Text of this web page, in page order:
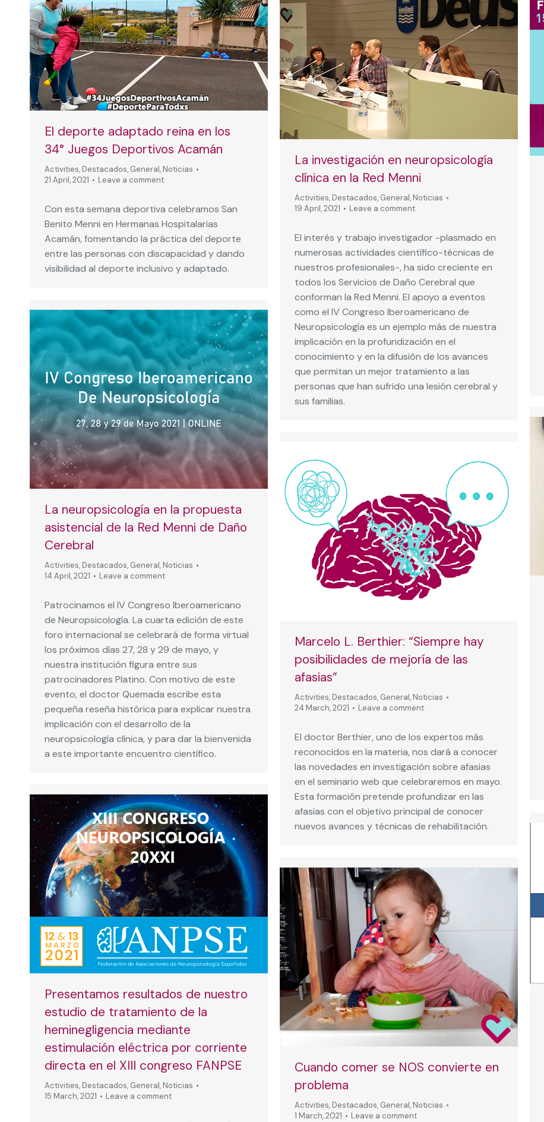
El deporte adaptado reina en los
34° Juegos Deportivos Acamán
Activities, Destacados, General, Noticias
21 April, 2021
Leave a comment
Con esta semana deportiva celebramos San
Benito Menni en Hermanas Hospitalarias
Acamán, fomentando la práctica del deporte
entre las personas con discapacidad y dando
visibilidad al deporte inclusivo y adaptado.
La investigación en neuropsicología
clínica en la Red Menni
Activities, Destacados, General, Noticias
19 April, 2021
Leave a comment
El interés y trabajo investigador -plasmado en
numerosas actividades científico-técnicas de
nuestros profesionales-, ha sido creciente en
todos los Servicios de Daño Cerebral que
conforman la Red Menni. El apoyo a eventos
como el IV Congreso Iberoamericano de
Neuropsicología es un ejemplo más de nuestra
implicación en la profundización en el
conocimiento y en la difusión de los avances
que permitan un mejor tratamiento a las
personas que han sufrido una lesión cerebral y
sus familias.
La neuropsicología en la propuesta
asistencial de la Red Menni de Daño
Cerebral
Activities, Destacados, General, Noticias
14 April, 2021
Leave a comment
Patrocinamos el IV Congreso Iberoamericano
de Neuropsicología. La cuarta edición de este
foro internacional se celebrará de forma virtual
los próximos días 27, 28 y 29 de mayo, y
nuestra institución figura entre sus
patrocinadores Platino. Con motivo de este
evento, el doctor Quemada escribe esta
pequeña reseña histórica para explicar nuestra
implicación con el desarrollo de la
neuropsicología clínica, y para dar la bienvenida
a este importante encuentro científico.
Marcelo L. Berthier: “Siempre hay
posibilidades de mejoría de las
afasias”
Activities, Destacados, General, Noticias
24 March, 2021
Leave a comment
El doctor Berthier, uno de los expertos más
reconocidos en la materia, nos dará a conocer
las novedades en investigación sobre afasias
en el seminario web que celebraremos en mayo.
Esta formación pretende profundizar en las
afasias con el objetivo principal de conocer
nuevos avances y técnicas de rehabilitación.
Presentamos resultados de nuestro
estudio de tratamiento de la
heminegligencia mediante
estimulación eléctrica por corriente
directa en el XIII congreso FANPSE
Activities, Destacados, General, Noticias
15 March, 2021
Leave a comment
Cuando comer se NOS convierte en
problema
Activities, Destacados, General, Noticias
1 March, 2021
Leave a comment